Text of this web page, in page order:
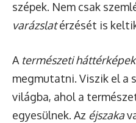
szépek. Nem csak
varázslatérzését is
A természeti háttérképek
megmutatni. Viszik el a
világba, ahol a
egyesülnek. Az éjszaka